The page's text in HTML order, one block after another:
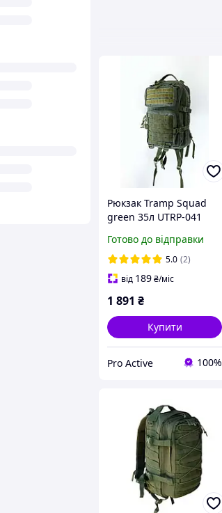
Рюкзак Tramp Squad
green 35л UTRP-041
Готово до відправки
5.0 (2)
від 189₴/міс
1 891 ₴
Купити
Pro Active 100%